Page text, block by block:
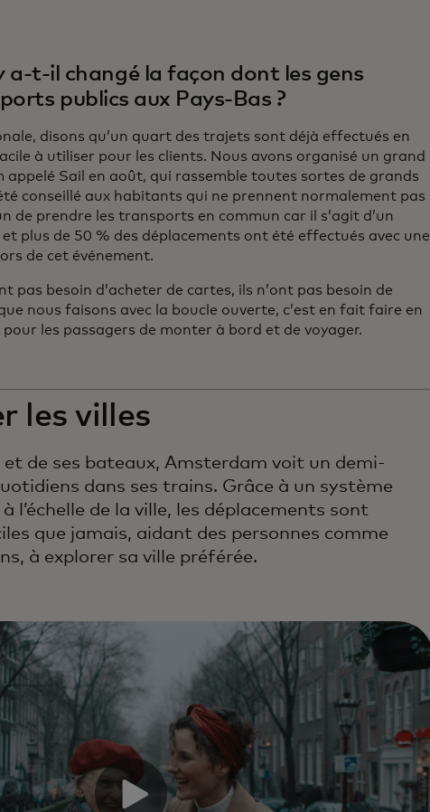
a-t-il changé la façon dont les gens
publics aux Pays-Bas ?
disons qu’un quart des trajets sont déjà effectués en
à utiliser pour les clients. Nous avons organisé un grand
appelé Sail en août, qui rassemble toutes sortes de grands
conseillé aux habitants qui ne prennent normalement pas
de prendre les transports en commun car il s’agit d’un
plus de 50 % des déplacements ont été effectués avec une
de cet événement.
pas besoin d’acheter de cartes, ils n’ont pas besoin de
nous faisons avec la boucle ouverte, c’est en fait faire en
les passagers de monter à bord et de voyager.
les villes
et de ses bateaux, Amsterdam voit un demi-
dans ses trains. Grâce à un système
l’échelle de la ville, les déplacements sont
que jamais, aidant des personnes comme
à explorer sa ville préférée.